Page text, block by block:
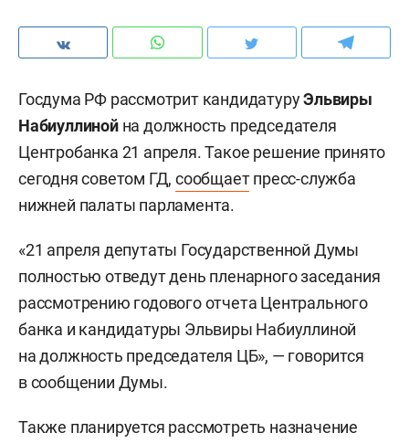
Госдума РФ рассмотрит кандидатуруЭльвиры
Набиуллинойна должность председателя
Центробанка 21 апреля. Такое решение принято
сегодня cоветом ГД,сообщаетпресс-служба
нижней палаты парламента.
«21 апреля депутаты Государственной Думы
полностью отведут день пленарного заседания
рассмотрению годового отчета Центрального
банка и кандидатуры Эльвиры Набиуллиной
на должность председателя ЦБ», — говорится
в сообщении Думы.
Также планируется рассмотреть назначение